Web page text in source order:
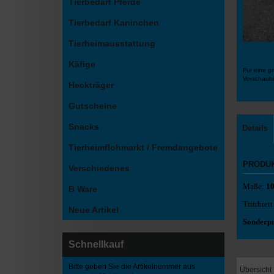
Für eine
Details
Maße:
Trittbrett
Übersicht
Tierbedarf Kaninchen
Tierheimausstattung
Käfige
Heckträger
Gutscheine
Snacks
Tierheimflohmarkt / Fremdangebote
Verschiedenes
B Ware
Neue Artikel
Schnellkauf
Bitte geben Sie die Artikelnummer aus